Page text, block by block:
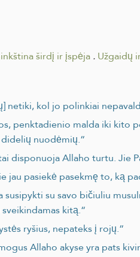
širdį ir įspėja.Užgaidų
netiki, kol jo polinkiai
penktadienio malda iki
nuodėmių.“
disponuoja Allaho turtu. Jie
jau pasiekė pasekmę to, ką
su savo bičiuliu
kitą.“
ryšius, nepateks į rojų.“
Allaho akyse yra pats